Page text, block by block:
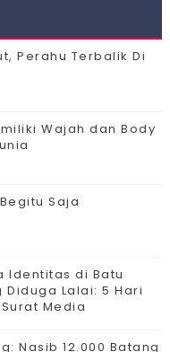
Perahu Terbalik Di
Wajah dan Body
Saja
Identitas di Batu
Lalai: 5 Hari
Media
Nasib 12.000 Batang